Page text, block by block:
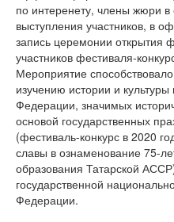
по интеренету, члены жюри
выступления участников, в
запись церемонии открытия
участников фестиваля-
Мероприятие
изучению истории и
Федерации, значимых
основой государственных
(фестиваль-конкурс в 2020
славы в ознаменование 75-
образования Татарской
государственной
Федерации.